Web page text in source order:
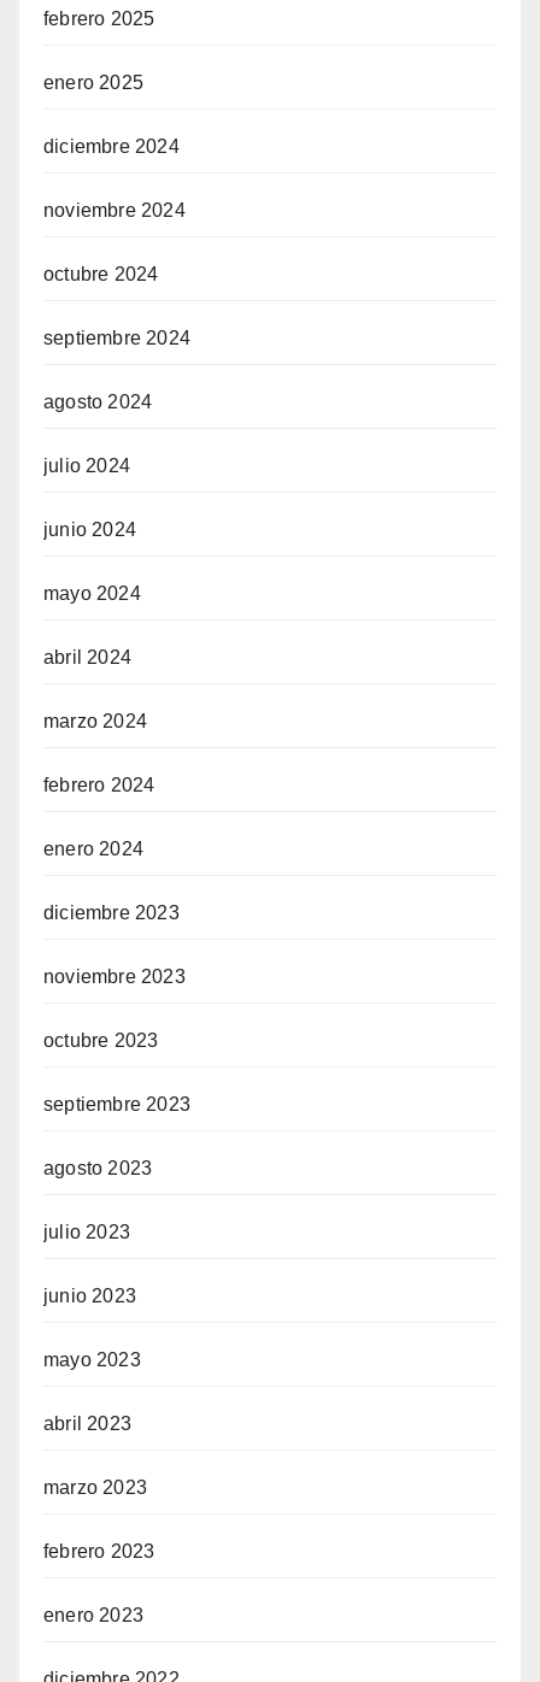
febrero 2025
enero 2025
diciembre 2024
noviembre 2024
octubre 2024
septiembre 2024
agosto 2024
julio 2024
junio 2024
mayo 2024
abril 2024
marzo 2024
febrero 2024
enero 2024
diciembre 2023
noviembre 2023
octubre 2023
septiembre 2023
agosto 2023
julio 2023
junio 2023
mayo 2023
abril 2023
marzo 2023
febrero 2023
enero 2023